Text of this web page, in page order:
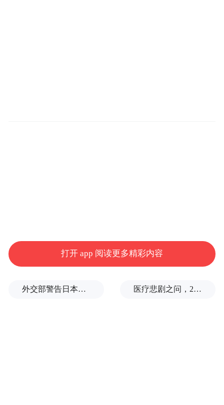
打开 app 阅读更多精彩内容
外交部警告日本：不要再次走向历史的被告席 医疗悲剧之问，2岁半患儿身亡，医生获刑1年